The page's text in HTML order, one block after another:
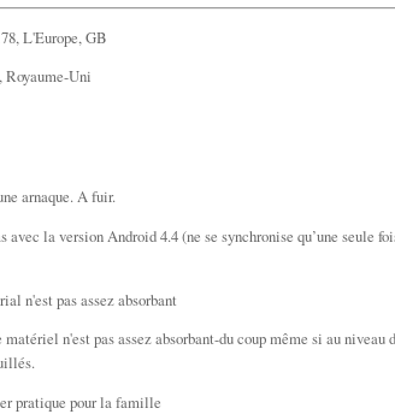
L'Europe, GB
Royaume-Uni
arnaque. A fuir.
avec la version Android 4.4 (ne se synchronise qu’une seule
n'est pas assez absorbant
n'est pas assez absorbant-du coup même si au
pratique pour la famille